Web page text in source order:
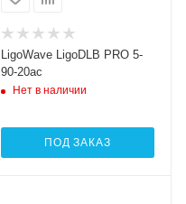
LigoWave LigoDLB PRO 5-
90-20ac
Нет в наличии
ПОД ЗАКАЗ